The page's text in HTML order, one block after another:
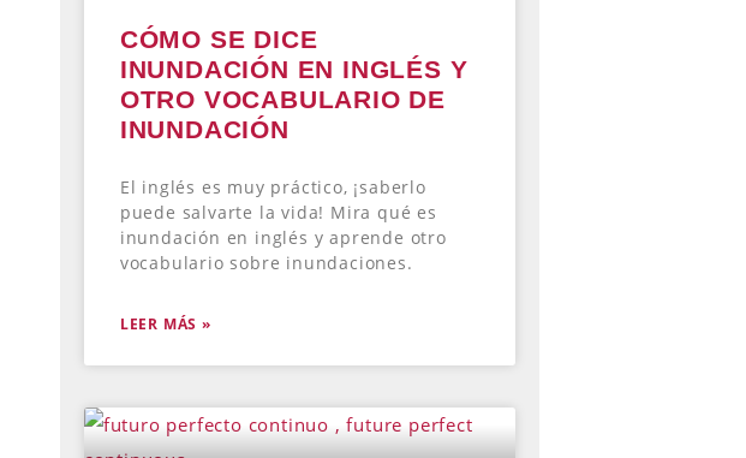
CÓMO SE DICE
INUNDACIÓN EN INGLÉS Y
OTRO VOCABULARIO DE
INUNDACIÓN
El inglés es muy práctico, ¡saberlo
puede salvarte la vida! Mira qué es
inundación en inglés y aprende otro
vocabulario sobre inundaciones.
LEER MÁS »